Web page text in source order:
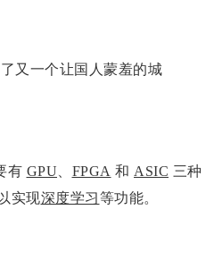
又一个让国人蒙羞的城
有 GPU FPGA 和 ASIC 三种
实现深度学习等功能。